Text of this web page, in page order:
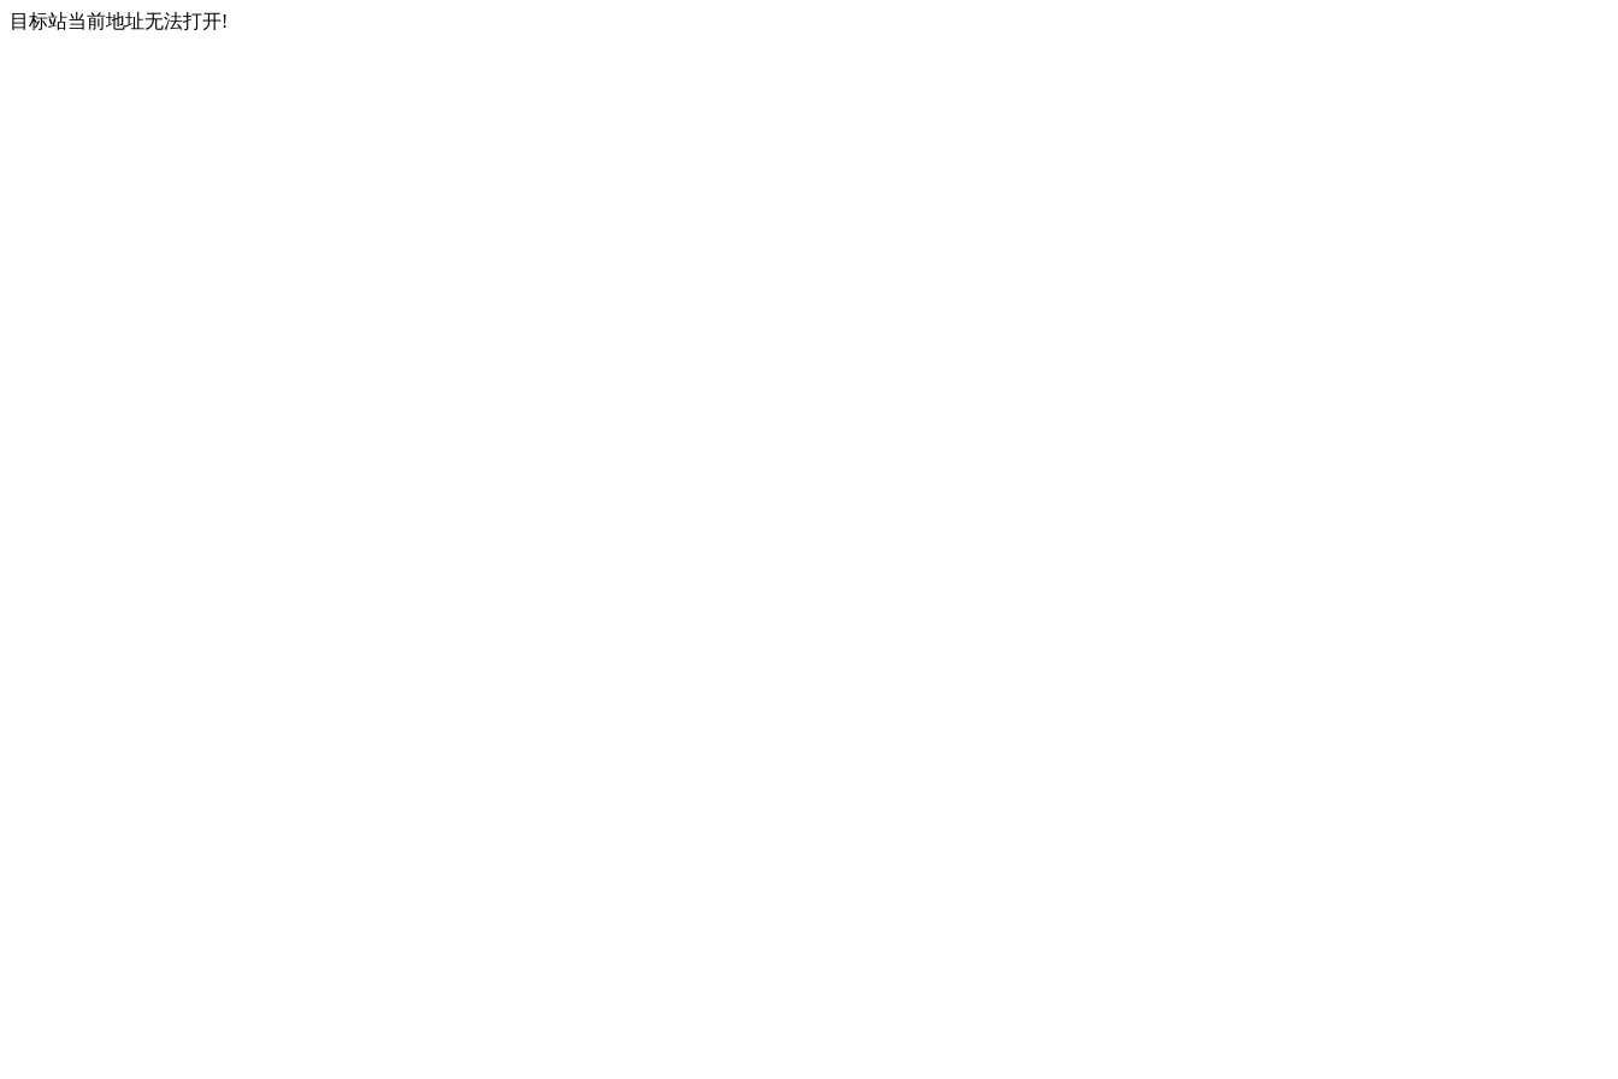
目标站当前地址无法打开!